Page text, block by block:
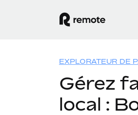
EXPLORATEUR DE
Gérez
local :